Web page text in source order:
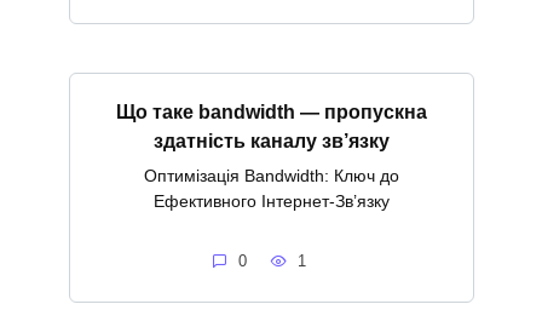
Що таке bandwidth — пропускна
здатність каналу зв’язку
Оптимізація Bandwidth: Ключ до
Ефективного Інтернет-Зв’язку
0 1